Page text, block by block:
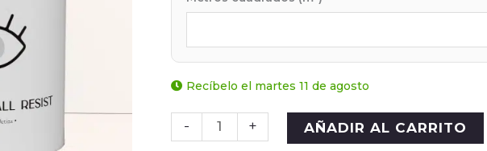
Recíbelo el martes 11 de agosto
- + AÑADIR AL CARRITO